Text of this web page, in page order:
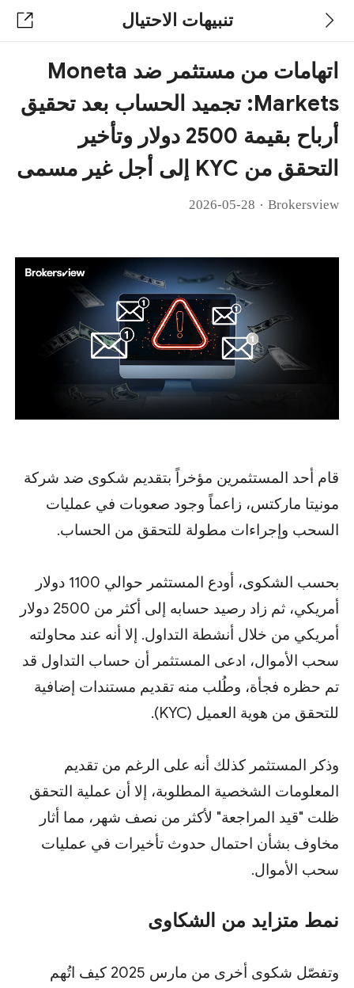
تنبيهات الاحتيال
اتهامات من مستثمر ضد Moneta
Markets: تجميد الحساب بعد تحقيق
أرباح بقيمة 2500 دولار وتأخير
التحقق من KYC إلى أجل غير مسمى
Brokersview
·
2026-05-28
قام أحد المستثمرين مؤخراً بتقديم شكوى ضد شركة
مونيتا ماركتس، زاعماً وجود صعوبات في عمليات
السحب وإجراءات مطولة للتحقق من الحساب.
بحسب الشكوى، أودع المستثمر حوالي 1100 دولار
أمريكي، ثم زاد رصيد حسابه إلى أكثر من 2500 دولار
أمريكي من خلال أنشطة التداول. إلا أنه عند محاولته
سحب الأموال، ادعى المستثمر أن حساب التداول قد
تم حظره فجأة، وطُلب منه تقديم مستندات إضافية
للتحقق من هوية العميل (KYC).
وذكر المستثمر كذلك أنه على الرغم من تقديم
المعلومات الشخصية المطلوبة، إلا أن عملية التحقق
ظلت "قيد المراجعة" لأكثر من نصف شهر، مما أثار
مخاوف بشأن احتمال حدوث تأخيرات في عمليات
سحب الأموال.
نمط متزايد من الشكاوى
وتفصّل شكوى أخرى من مارس 2025 كيف اتُهم